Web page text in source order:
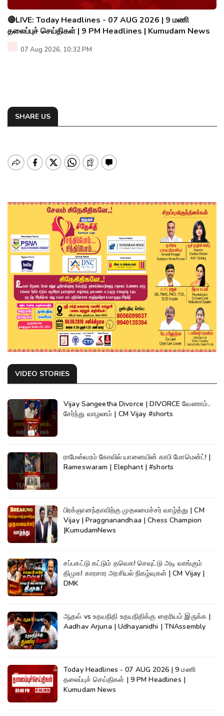
🔴LIVE: Today Headlines - 07 AUG 2026 | 9 மணி
தலைப்புச் செய்திகள் | 9 PM Headlines | Kumudam News
07 Aug 2026, 10:32 PM
SHARE US
VIDEO STORIES
Vijay Sangeetha Divorce | DIVORCE வேணாம்..
சேர்ந்து வாழலாம் | CM Vijay #shorts
ராமேஸ்வரம் கோவில் யானையின் காபி மோமென்ட்! |
Rameswaram | Elephant | #shorts
பிரக்ஞானந்தாவிற்கு முதலமைச்சர் வாழ்த்து | CM
Vijay | Praggnanandhaa | Chess Champion
|KumudamNews
சப்பகட்டு கட்டும் தவெக! செவுட்டு அடி வாங்கும்
திமுக! காரசார அரசியல் நிகழ்வுகள் | CM Vijay |
DMK
ஆதவ் vs உதயநிதி உதயநிதிக்கு தைரியம் இருக்க |
Aadhav Arjuna | Udhayanidhi | TNAssembly
Today Headlines - 07 AUG 2026 | 9 மணி
தலைப்புச் செய்திகள் | 9 PM Headlines |
Kumudam News